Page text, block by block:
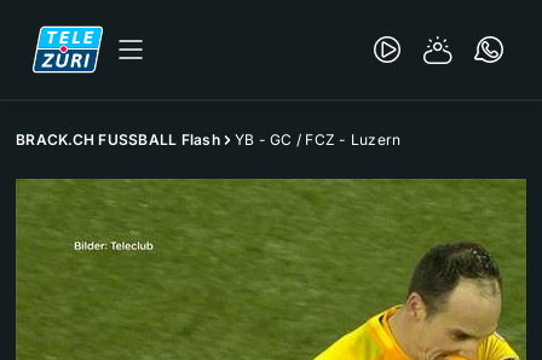
BRACK.CH FUSSBALL Flash YB - GC / FCZ - Luzern